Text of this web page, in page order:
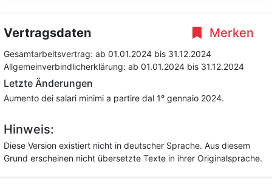
Merken
Vertragsdaten
Gesamtarbeitsvertrag: ab 01.01.2024 bis 31.12.2024
Allgemeinverbindlicherklärung: ab 01.01.2024 bis 31.12.2024
Letzte Änderungen
Aumento dei salari minimi a partire dal 1° gennaio 2024.
Hinweis:
Diese Version existiert nicht in deutscher Sprache. Aus diesem
Grund erscheinen nicht übersetzte Texte in ihrer Originalsprache.